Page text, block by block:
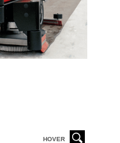
HOVER